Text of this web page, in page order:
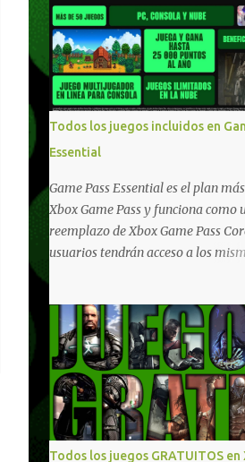
oferta también cuentan con
Xbox Play Anywhere, lo que nos
jugarlos y mantener un progreso
compartido en Windows PC y
tenemos un listado de juegos
por acá . ¿Aún necesitas una mano
compras? Tenemos un tutorial
vídeo para que se quiten todas las
generales de cómo hacer compras
Podes consultar un listado más
promociones desde xbox.com. El
tener actualizaciones regulares o
Ofertas - Chile Ofertas - Colombia
- México Ofertas - Estados
España Todas las ofertas de Xbox
también aplican a Xbox Series, a
de los jue...
Todos los juegos incluidos en
Essential
Game Pass Essential es el plan
Xbox Game Pass y funciona como
reemplazo de Xbox Game Pass
usuarios tendrán acceso a los
adicionales que fueron anunciados
recientemente. Essential incluirá
novedades una serie de ventajas
diferentes juegos free to play que
Xbox y PC, que van desde skins,
de personajes, paquetes de armas
emotes, monedas virtuales y más
Todos los juegos GRATUITOS en